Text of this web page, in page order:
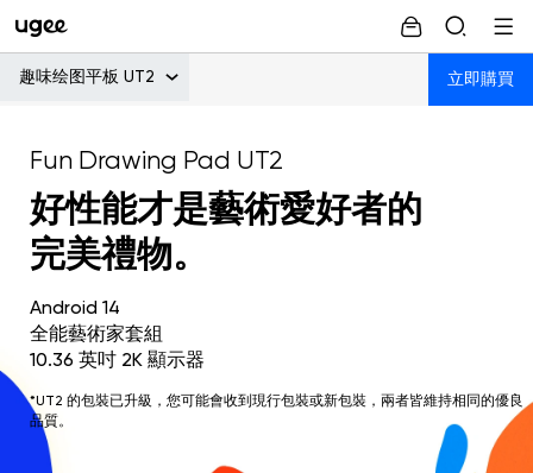
趣味绘图平板 UT2 立即購買
Fun Drawing Pad UT2
好性能才是藝術愛好者的
完美禮物。
Android 14
全能藝術家套組
10.36 英吋 2K 顯示器
*UT2 的包裝已升級，您可能會收到現行包裝或新包裝，兩者皆維持相同的優良
品質。